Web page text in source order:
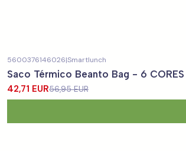
5600376146026|Smartlunch
Saco Térmico Beanto Bag - 6 CORES
42,71 EUR56,95 EUR